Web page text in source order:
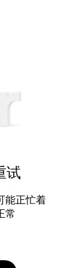
试
能正忙着
常